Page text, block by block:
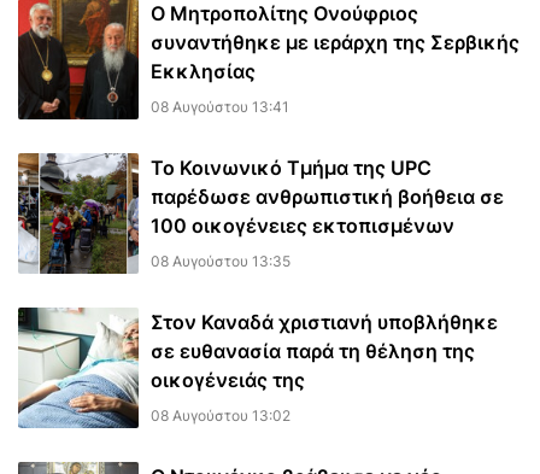
Ο Μητροπολίτης Ονούφριος
συναντήθηκε με ιεράρχη της Σερβικής
Εκκλησίας
08 Αυγούστου 13:41
Το Κοινωνικό Τμήμα της UPC
παρέδωσε ανθρωπιστική βοήθεια σε
100 οικογένειες εκτοπισμένων
08 Αυγούστου 13:35
Στον Καναδά χριστιανή υποβλήθηκε
σε ευθανασία παρά τη θέληση της
οικογένειάς της
08 Αυγούστου 13:02